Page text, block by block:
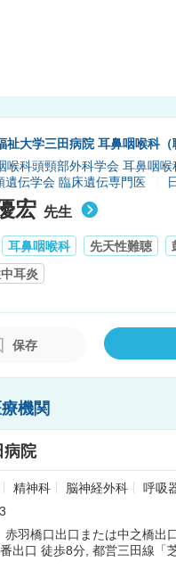
祉大学三田病院 耳鼻咽喉科
喉科頭頸部外科学会 耳鼻咽
遺伝学会 臨床遺伝専門医
宏 先生
耳鼻咽喉科 先天性難聴
耳炎
保存
機関
病院
精神科 脳神経外科
呼吸
科
呼吸器内科
循環器内科
神経内科 血管外科
脊椎
赤羽橋口出口または中之橋出
出口 徒歩8分 都営三田線「